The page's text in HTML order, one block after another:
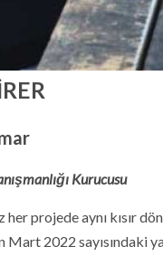
Kurucusu
projede aynı kısır
2022 sayısındaki